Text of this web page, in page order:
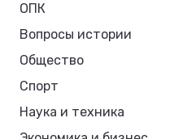
ОПК
Вопросы истории
Общество
Спорт
Наука и техника